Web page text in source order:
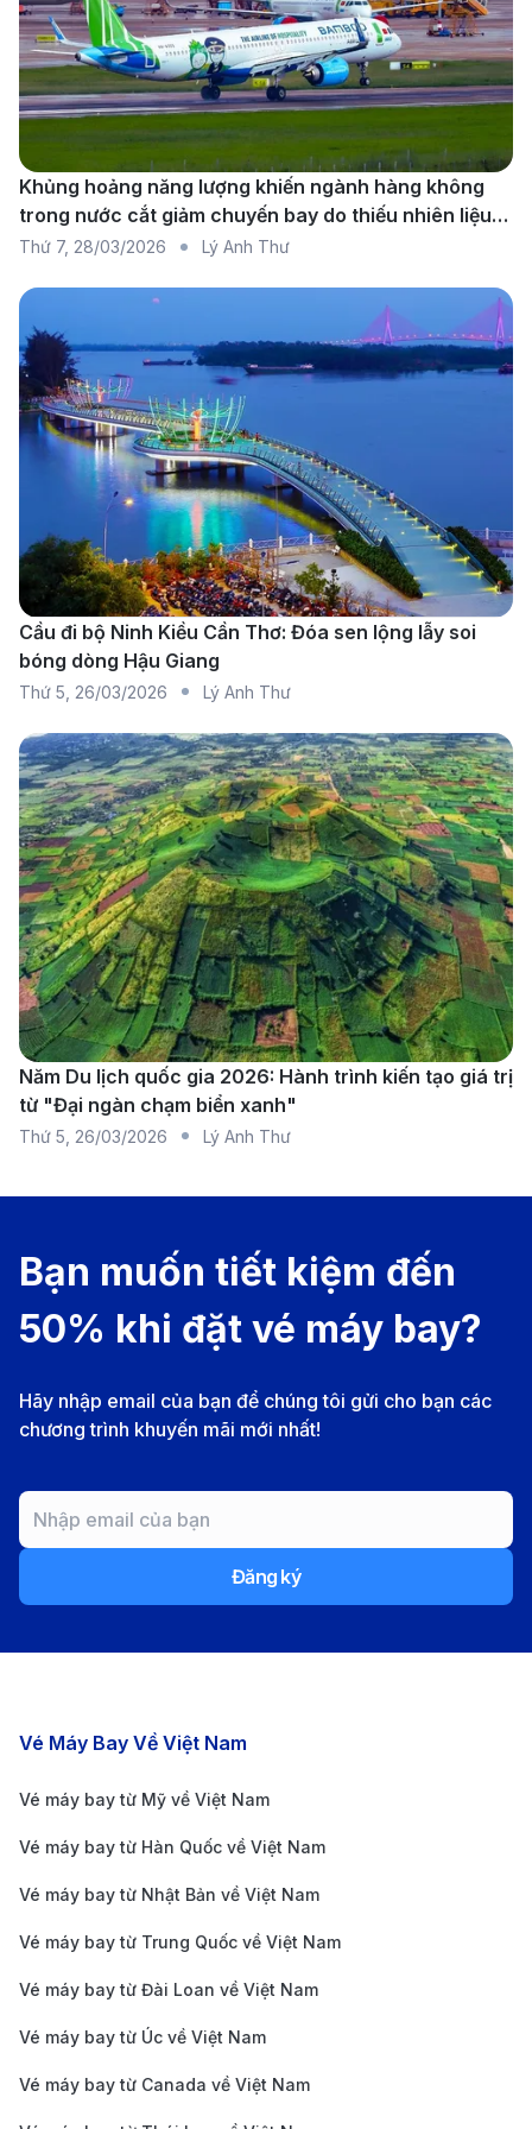
lựa chọn lý tưởng cho những du khách thích trải
nghiệm dịch vụ hàng không châu Á kết hợp cùng
các điểm trung chuyển tại Đức.
Các hãng hàng không khai thác chuyến
bay TP. Hồ Chí Minh - Dresden
Một trong những hãng bay hàng đầu tại Đức (Nguồn:
Internet)
Dưới đây là các hãng hàng không khai thác tuyến bay
từ TP. Hồ Chí Minh đến Dresden, mang lại nhiều lựa
chọn về giá cả và dịch vụ:
Lufthansa:Là một trong những hãng hàng không
hàng đầu của Đức. Hãng mang đến sự thoải mái
với dịch vụ chuyên nghiệp và tiện nghi tiêu chuẩn
châu Âu.
Vietnam Airlines:Là hãng hàng không quốc gia
của Việt Nam, chuyên cung cấp các chuyến bay
nối chuyến qua Frankfurt hoặc Munich. Với dịch
Qatar Airways:
Nổi tiếng với chất lượng dịch vụ
cao cấp và hệ thống giải trí hiện đại. Hãng cung
cấp các chuyến bay nối chuyến qua Doha và
bay và hạng vé.
Thai Airways:Khai thác tuyến bay nối chuyến qua
cách châu Á, đây là lựa chọn hấp dẫn cho những
ai ưa chuộng sự tiện nghi và tinh tế.
Thông tin về các sân bay ở TP. Hồ
Sân bay quốc tế Tân Sơn Nhất (Tan Son Nhat
Việt Nam, cách trung tâm thành phố Hồ Chí Minh
khoảng 8 km. Đây là điểm khởi hành chính cho các
chuyến bay quốc tế, bao gồm các chuyến bay đi
các dịch vụ tiện ích như nhà hàng, cửa hàng miễn
thuế, quầy đổi tiền, và khu vực nghỉ ngơi cho hành
khách.
Khủng hoảng năng lượng khiến ngành hàng không
trong nước cắt giảm chuyến bay do thiếu nhiên liệu
diện rộng
Thứ 7, 28/03/2026 Lý Anh Thư
Cầu đi bộ Ninh Kiều Cần Thơ: Đóa sen lộng lẫy soi
bóng dòng Hậu Giang
Thứ 5 26/03/2026 Lý Anh Thư
Năm Du lịch quốc gia 2026: Hành trình kiến tạo giá trị
từ "Đại ngàn chạm biển xanh"
Thứ 5 26/03/2026 Lý Anh Thư
Bạn muốn tiết kiệm đến
50% khi đặt vé máy bay?
Hãy nhập email của bạn để chúng tôi gửi cho bạn các
chương trình khuyến mãi mới nhất!
Đăng ký
Các chặng bay nổi bật
Vé Máy Bay Về Việt Nam
Vé máy bay từ Mỹ về Việt Nam
Vé máy bay từ Hàn Quốc về Việt Nam
Vé máy bay từ Nhật Bản về Việt Nam
Vé máy bay từ Trung Quốc về Việt Nam
Vé máy bay từ Đài Loan về Việt Nam
Vé máy bay từ Úc về Việt Nam
Vé máy bay từ Canada về Việt Nam